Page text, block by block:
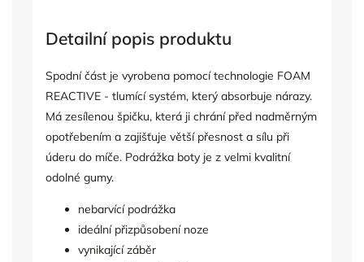
Detailní popis produktu
Spodní část je vyrobena pomocí technologie FOAM
REACTIVE - tlumící systém, který absorbuje nárazy.
Má zesílenou špičku, která ji chrání před nadměrným
opotřebením a zajišťuje větší přesnost a sílu při
úderu do míče. Podrážka boty je z velmi kvalitní
odolné gumy.
nebarvící podrážka
ideální přizpůsobení noze
vynikající záběr